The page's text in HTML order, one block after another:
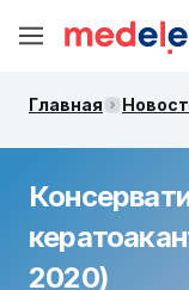
Главная
2020)